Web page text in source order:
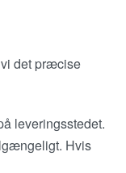
det præcise
leveringsstedet.
Hvis